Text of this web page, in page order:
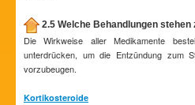
2.5 Welche Behandlungen stehen
Die Wirkweise aller Medikamente
unterdrücken, um die Entzündung zum
vorzubeugen.
Kortikosteroide